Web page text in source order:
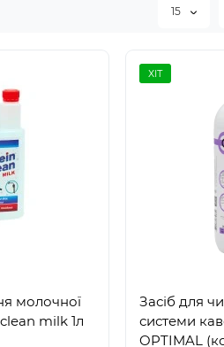
15
молочної
milk 1л
ХІТ
Засіб для
системи
OPTIMAL